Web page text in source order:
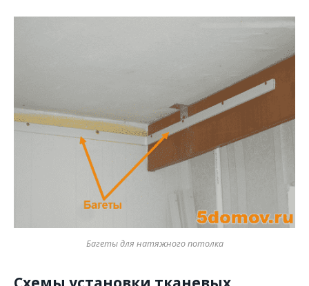
Багеты для натяжного потолка